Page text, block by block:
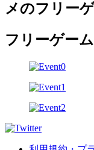
メのフリー
フリーゲー